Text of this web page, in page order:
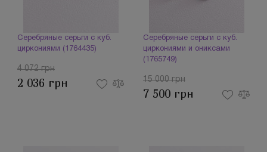
Серебряные серьги с куб.
циркониями (1764435)
4 072 грн
2 036 грн
Серебряные серьги с куб.
циркониями и ониксами
(1765749)
15 000 грн
7 500 грн